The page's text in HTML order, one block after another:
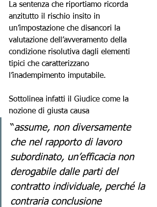
La sentenza che riportiamo ricorda
anzitutto il rischio insito in
un’impostazione che disancori la
valutazione dell’avveramento della
condizione risolutiva dagli elementi
tipici che caratterizzano
l’inadempimento imputabile.
Sottolinea infatti il Giudice come la
nozione di giusta causa
“assume, non diversamente
che nel rapporto di lavoro
subordinato, un’efficacia non
derogabile dalle parti del
contratto individuale, perché la
contraria conclusione